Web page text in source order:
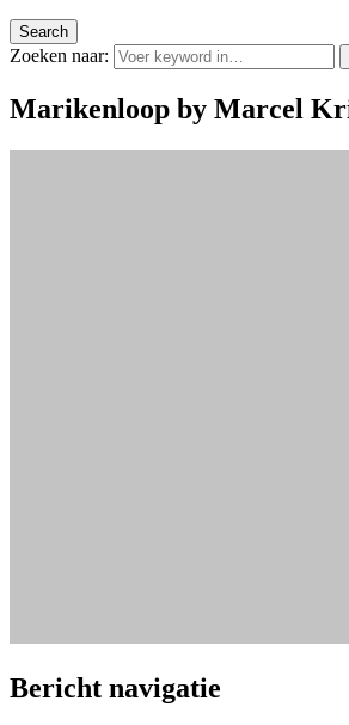
Search
Zoeken naar:
Marikenloop by Marcel
Bericht navigatie